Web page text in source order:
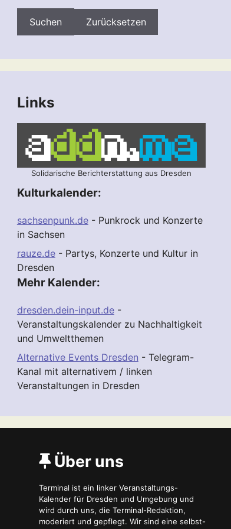
Zurücksetzen
Links
Solidarische Berichterstattung aus Dresden
Kulturkalender:
sachsenpunk.de- Punkrock und Konzerte
in Sachsen
rauze.de- Partys, Konzerte und Kultur in
Dresden
Mehr Kalender:
dresden.dein-input.de-
Veranstaltungskalender zu Nachhaltigkeit
und Umweltthemen
Alternative Events Dresden - Telegram-
Kanal mit alternativem / linken
Veranstaltungen in Dresden
Über uns
Terminal ist ein linker Veranstaltungs-
Kalender für Dresden und Umgebung und
wird durch uns, die Terminal-Redaktion,
moderiert und gepflegt. Wir sind eine selbst-